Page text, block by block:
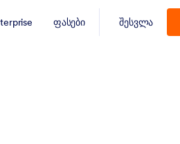
ფასები შესვლა